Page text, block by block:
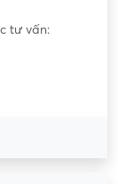
tư vấn: